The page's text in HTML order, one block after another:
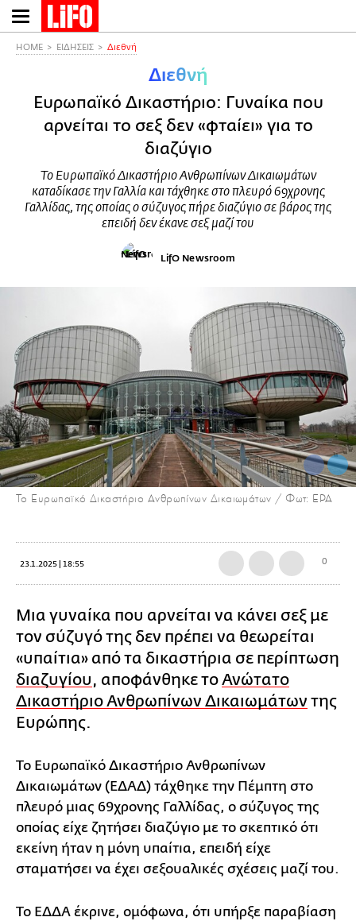
Παράκαμψη
προς
HOME ΕΙΔΗΣΕΙΣ Διεθνή
Διεθνή
Ευρωπαϊκό Δικαστήριο: Γυναίκα που
αρνείται το σεξ δεν «φταίει» για το
διαζύγιο
Το Ευρωπαϊκό Δικαστήριο Ανθρωπίνων Δικαιωμάτων
καταδίκασε την Γαλλία και τάχθηκε στο πλευρό 69χρονης
Γαλλίδας, της οποίας ο σύζυγος πήρε διαζύγιο σε βάρος της
επειδή δεν έκανε σεξ μαζί του
LifO Newsroom
Το Ευρωπαϊκό Δικαστήριο Ανθρωπίνων Δικαιωμάτων / Φωτ: EPA
23.1.2025 | 18:55 0
Μια γυναίκα που αρνείται να κάνει σεξ με
τον σύζυγό της δεν πρέπει να θεωρείται
«υπαίτια» από τα δικαστήρια σε περίπτωση
διαζυγίου, αποφάνθηκε τοΑνώτατο
Δικαστήριο Ανθρωπίνων Δικαιωμάτων της
Ευρώπης.
Το Ευρωπαϊκό Δικαστήριο Ανθρωπίνων
Δικαιωμάτων (ΕΔΑΔ) τάχθηκε την Πέμπτη στο
πλευρό μιας 69χρονης Γαλλίδας, ο σύζυγος της
οποίας είχε ζητήσει διαζύγιο με το σκεπτικό ότι
εκείνη ήταν η μόνη υπαίτια, επειδή είχε
σταματήσει να έχει σεξουαλικές σχέσεις μαζί του.
Το ΕΔΔΑ έκρινε, ομόφωνα, ότι υπήρξε παραβίαση